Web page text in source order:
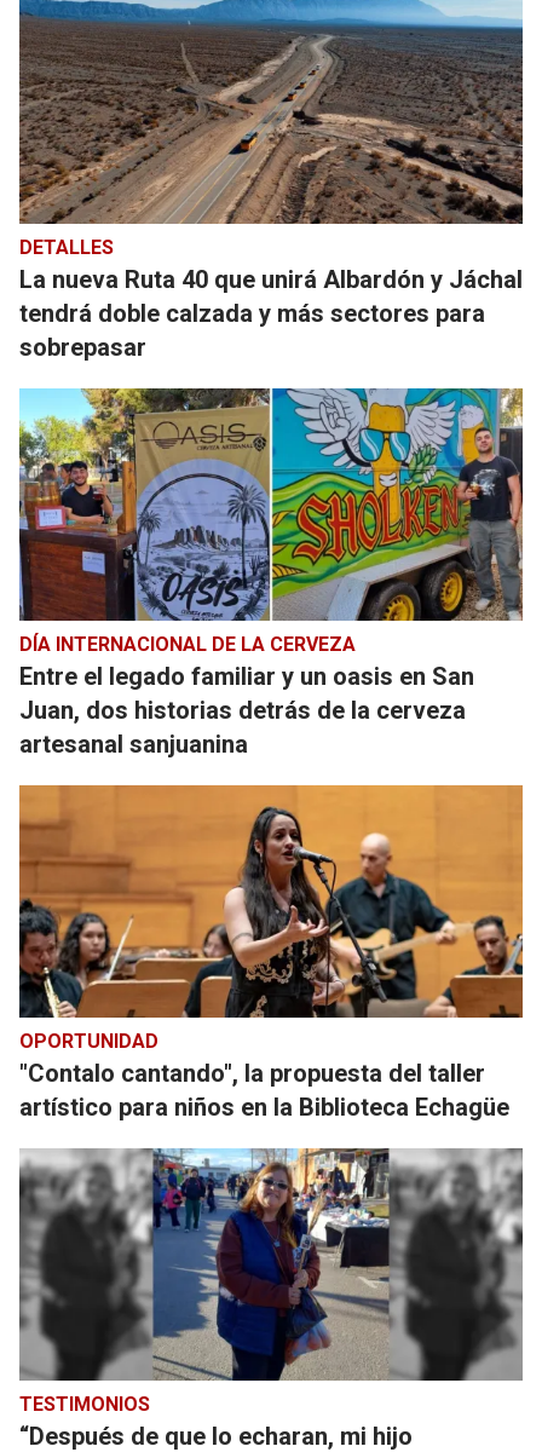
DETALLES
La nueva Ruta 40 que unirá Albardón y Jáchal
tendrá doble calzada y más sectores para
sobrepasar
DÍA INTERNACIONAL DE LA CERVEZA
Entre el legado familiar y un oasis en San
Juan, dos historias detrás de la cerveza
artesanal sanjuanina
OPORTUNIDAD
"Contalo cantando", la propuesta del taller
artístico para niños en la Biblioteca Echagüe
TESTIMONIOS
“Después de que lo echaran, mi hijo